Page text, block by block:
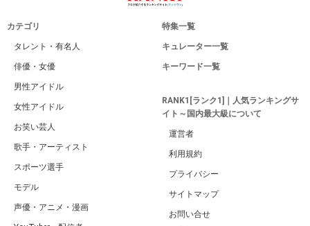
カテゴリ
タレント・有名人
俳優・女優
男性アイドル
女性アイドル
お笑い芸人
歌手・アーティスト
スポーツ選手
モデル
声優・アニメ・漫画
特集一覧
キュレーター一覧
キーワード一覧
RANK1[ランク1]｜人気ランキングサ
イト～国内最大級について
運営者
利用規約
プライバシー
サイトマップ
お問い合せ